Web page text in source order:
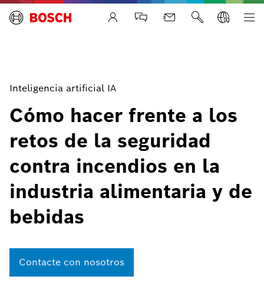
Life Safety Systems
Inteligencia artificial IA
Cómo hacer frente a los
retos de la seguridad
contra incendios en la
industria alimentaria y de
bebidas
Contacte con nosotros